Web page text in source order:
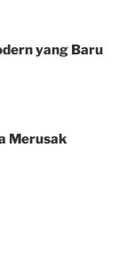
yang Baru
Merusak